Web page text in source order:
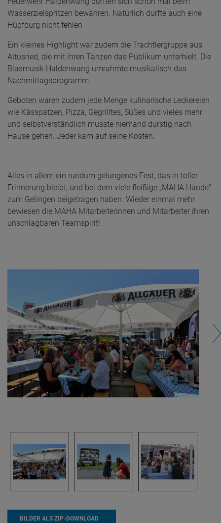
BILDER ALS ZIP-DOWNLOAD
Wasserzielspritzen bewähren. Natürlich durfte auch eine
Hüpfburg nicht fehlen
Ein kleines Highlight war zudem die Trachtlergruppe aus
Altusried, die mit ihren Tänzen das Publikum unterhielt. Die
Blasmusik Haldenwang umrahmte musikalisch das
Nachmittagsprogramm.
Geboten waren zudem jede Menge kulinarische Leckereien
wie Kässpatzen, Pizza, Gegrilltes, Süßes und vieles mehr
und selbstverständlich musste niemand durstig nach
Hause gehen. Jeder kam auf seine Kosten.
Alles in allem ein rundum gelungenes Fest, das in toller
Erinnerung bleibt, und bei dem viele fleißige „MAHA Hände“
zum Gelingen beigetragen haben. Wieder einmal mehr
bewiesen die MAHA Mitarbeiterinnen und Mitarbeiter ihren
unschlagbaren Teamspirit!